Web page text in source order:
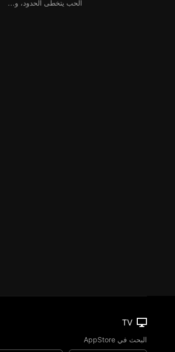
الحب يتخطى الحدود، والمجد متحد كشركاء
TV
البحث في AppStore